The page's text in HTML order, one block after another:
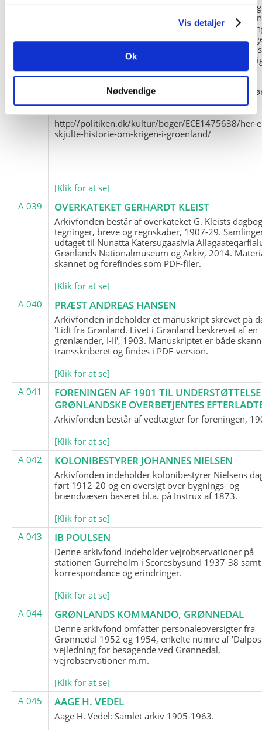
Vis detaljer
Ok
Nødvendige
og Marius Jensen som medlem. Marius Jensens
befinder sig i Militärhistorisches Museum i Dresden
(Tyskland). Kopierne af Friedrich Littmanns
klausuleret iht. aftalen med giveren og Franz
Kontakt venligst Arktisk Instituts ledelse i
brugen af materialet til studie- og
formål.
Nedenunder findes et link til en presseartikel
historien om Nordøstgrønlands Slædepatrulje:
http://politiken.dk/kultur/boger/ECE1475638/her-
skjulte-historie-om-krigen-i-groenland/
[Klik for at se]
A 039
OVERKATEKET GERHARDT KLEIST
Arkivfonden består af overkateket G. Kleists
tegninger, breve og regnskaber, 1907-29.
udtaget til Nunatta Katersugaasivia
Grønlands Nationalmuseum og Arkiv, 2014.
skannet og forefindes som PDF-filer.
[Klik for at se]
A 040
PRÆST ANDREAS HANSEN
Arkivfonden indeholder et manuskript skrevet på
'Lidt fra Grønland. Livet i Grønland beskrevet af en
grønlænder, I-II', 1903. Manuskriptet er både
transskriberet og findes i PDF-version.
[Klik for at se]
A 041
FORENINGEN AF 1901 TIL
GRØNLANDSKE OVERBETJENTES
Arkivfonden består af vedtægter for foreningen,
[Klik for at se]
A 042
KOLONIBESTYRER JOHANNES NIELSEN
Arkivfonden indeholder kolonibestyrer Nielsens
ført 1912-20 og en oversigt over bygnings- og
brændvæsen baseret bl.a. på Instrux af 1873.
[Klik for at se]
A 043
IB POULSEN
Denne arkivfond indeholder vejrobservationer på
stationen Gurreholm i Scoresbysund 1937-38 samt
korrespondance og erindringer.
[Klik for at se]
A 044
GRØNLANDS KOMMANDO, GRØNNEDAL
Denne arkivfond omfatter personaleoversigter fra
Grønnedal 1952 og 1954, enkelte numre af
vejledning for besøgende ved Grønnedal,
vejrobservationer m.m.
[Klik for at se]
A 045
AAGE H. VEDEL
Aage H. Vedel: Samlet arkiv 1905-1963.